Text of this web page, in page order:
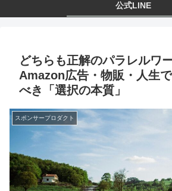
公式LINE
どちらも正解のパラレルワー
Amazon広告・物販・人生
べき「選択の本質」
スポンサープロダクト